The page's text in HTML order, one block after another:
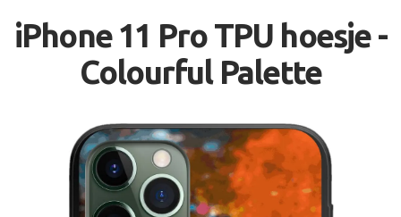
iPhone 11 Pro TPU hoesje -
Colourful Palette